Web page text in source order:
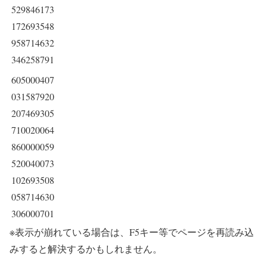
529846173
172693548
958714632
346258791
605000407
031587920
207469305
710020064
860000059
520040073
102693508
058714630
306000701
※表示が崩れている場合は、F5キー等でページを再読み込
みすると解決するかもしれません。